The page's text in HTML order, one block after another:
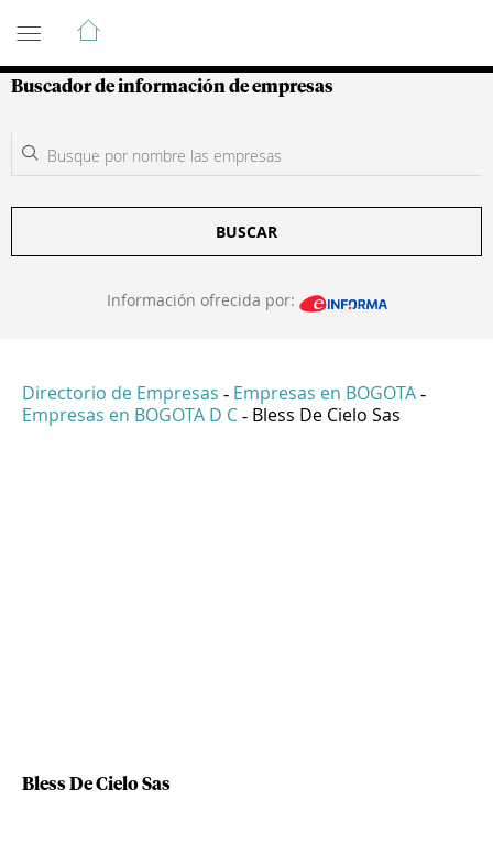
Guía de Empresas Colombianas
Buscador de información de empresas
BUSCAR
Información ofrecida por:
Directorio de Empresas - Empresas en BOGOTA -
Empresas en BOGOTA D C - Bless De Cielo Sas
Bless De Cielo Sas